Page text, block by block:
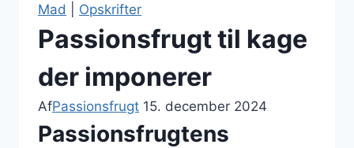
Mad Opskrifter
Passionsfrugt til kage
der imponerer
AfPassionsfrugt 15. december 2024
Passionsfrugtens